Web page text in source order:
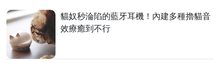
貓奴秒淪陷的藍牙耳機！內建多種擼貓音
效療癒到不行